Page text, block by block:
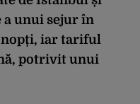
a unui sejur în
nopți, iar tariful
potrivit unui